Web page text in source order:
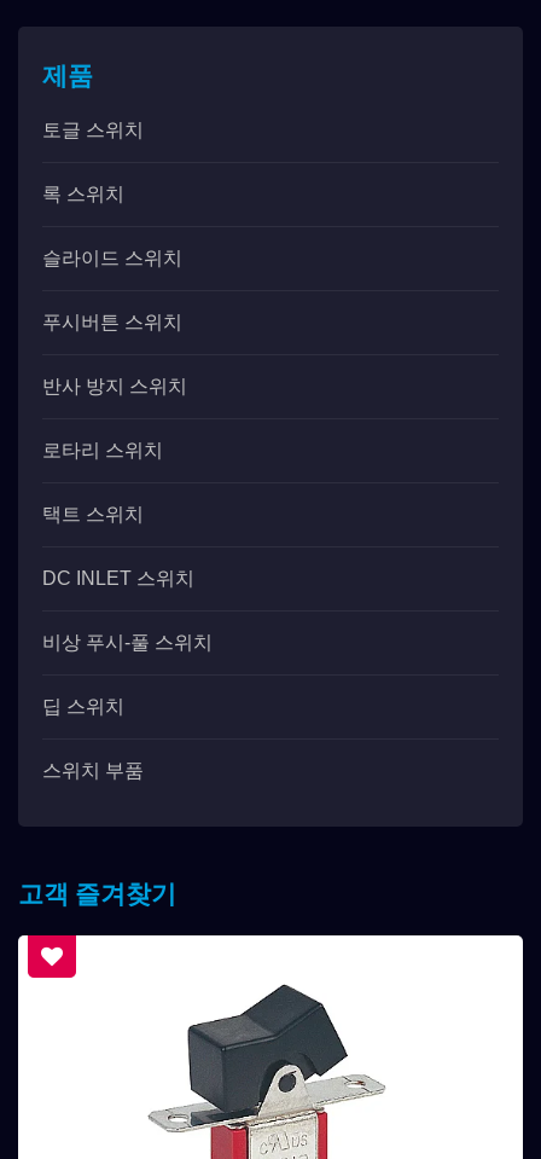
제품
토글 스위치
록 스위치
슬라이드 스위치
푸시버튼 스위치
반사 방지 스위치
로타리 스위치
택트 스위치
DC INLET 스위치
비상 푸시-풀 스위치
딥 스위치
스위치 부품
고객 즐겨찾기